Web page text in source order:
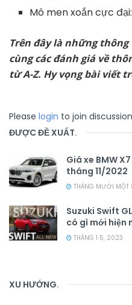
Mô men xoắn cực
Trên đây là những thông
cùng các đánh giá về
từ A-Z. Hy vọng bài viết
Please login to join discussion
ĐƯỢC ĐỀ XUẤT.
Giá xe BMW
tháng 11/2022
THÁNG MƯỜI
Suzuki Swift
có gì mới hiện
THÁNG 1 5, 2023
XU HƯỚNG.